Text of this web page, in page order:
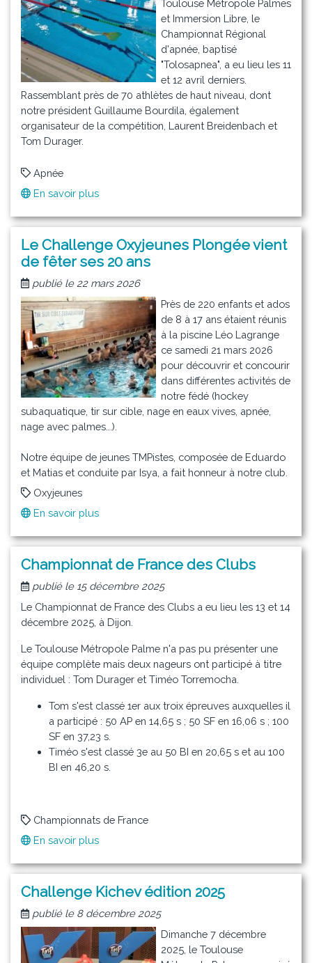
2026
Toulouse Métropole Palmes
et Immersion Libre, le
Championnat Régional
d'apnée, baptisé
"Tolosapnea", a eu lieu les 11
et 12 avril derniers.
Rassemblant près de 70 athlètes de haut niveau, dont
notre président Guillaume Bourdila, également
organisateur de la compétition, Laurent Breidenbach et
Tom Durager.
Apnée
En savoir plus
première
édition
!
Le Challenge Oxyjeunes Plongée vient
de fêter ses 20 ans
publié le 22 mars 2026
Près de 220 enfants et ados
de 8 à 17 ans étaient réunis
à la piscine Léo Lagrange
ce samedi 21 mars 2026
pour découvrir et concourir
dans différentes activités de
notre fédé (hockey
subaquatique, tir sur cible, nage en eaux vives, apnée,
nage avec palmes...).
Notre équipe de jeunes TMPistes, composée de Eduardo
et Matias et conduite par Isya, a fait honneur à notre club.
Oxyjeunes
En savoir plus
Challenge
Oxyjeunes
vient
de
fêter
20
ans
Championnat de France des Clubs
publié le 15 décembre 2025
Le Championnat de France des Clubs a eu lieu les 13 et 14
décembre 2025, à Dijon.
Le Toulouse Métropole Palme n'a pas pu présenter une
équipe complète mais deux nageurs ont participé à titre
individuel : Tom Durager et Timéo Torremocha.
Tom s'est classé 1er aux troix épreuves auxquelles il
a participé : 50 AP en 14,65 s ; 50 SF en 16,06 s ; 100
SF en 37,23 s.
Timéo s'est classé 3e au 50 BI en 20,65 s et au 100
BI en 46,20 s.
Championnats de France
En savoir plus
de
France
Clubs
Challenge Kichev édition 2025
publié le 8 décembre 2025
Dimanche 7 décembre
2025, le Toulouse